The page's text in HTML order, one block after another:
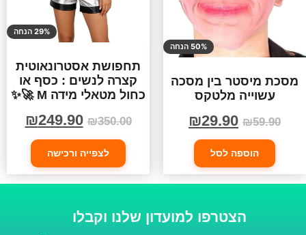
50% הנחה
מסכת מיסטר בין מסכה
עשוייה מלטקס
₪59.90
₪29.90
הוספה לסל
29% הנחה
תחפושת אסטרונאוטית
קצרה לנשים : כסף או
כחול מטאלי מידה M 🚀✨
₪350.00
₪249.90
לצפייה ורכישה
הצטרפו למועדון שלנו וקבלו